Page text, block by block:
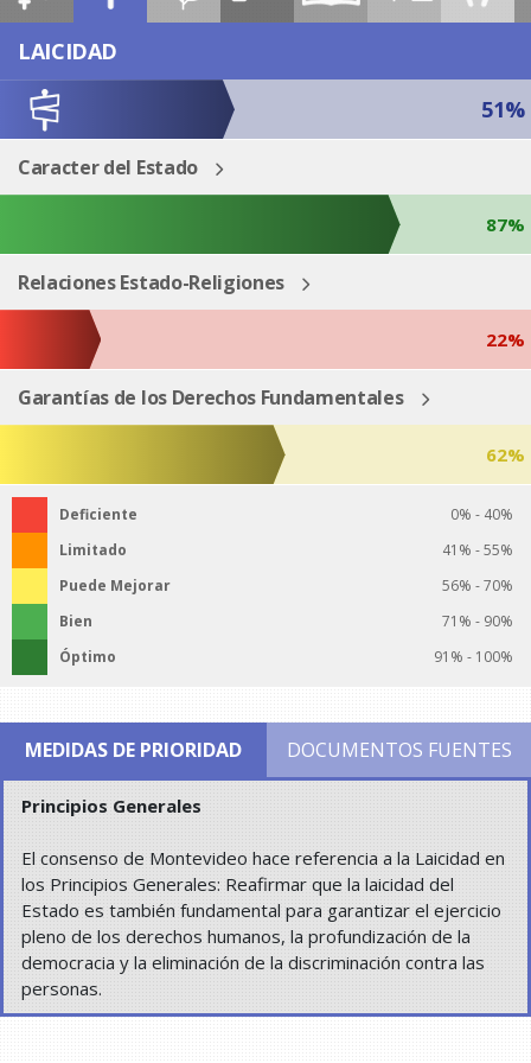
ESP ENG
LAICIDAD
51%
Caracter del Estado
87%
Relaciones Estado-Religiones
22%
Garantías de los Derechos Fundamentales
62%
Deficiente
0% - 40%
Limitado
41% - 55%
Puede Mejorar
56% - 70%
Bien
71% - 90%
Óptimo
91% - 100%
MEDIDAS DE PRIORIDAD DOCUMENTOS FUENTES
Principios Generales
El consenso de Montevideo hace referencia a la Laicidad en
los Principios Generales: Reafirmar que la laicidad del
Estado es también fundamental para garantizar el ejercicio
pleno de los derechos humanos, la profundización de la
democracia y la eliminación de la discriminación contra las
personas.